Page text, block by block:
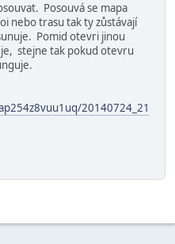
Posouvá se mapa
nebo trasu tak ty zůstávají
Pomid otevri jinou
stejne tak pokud otevru
20140724_21